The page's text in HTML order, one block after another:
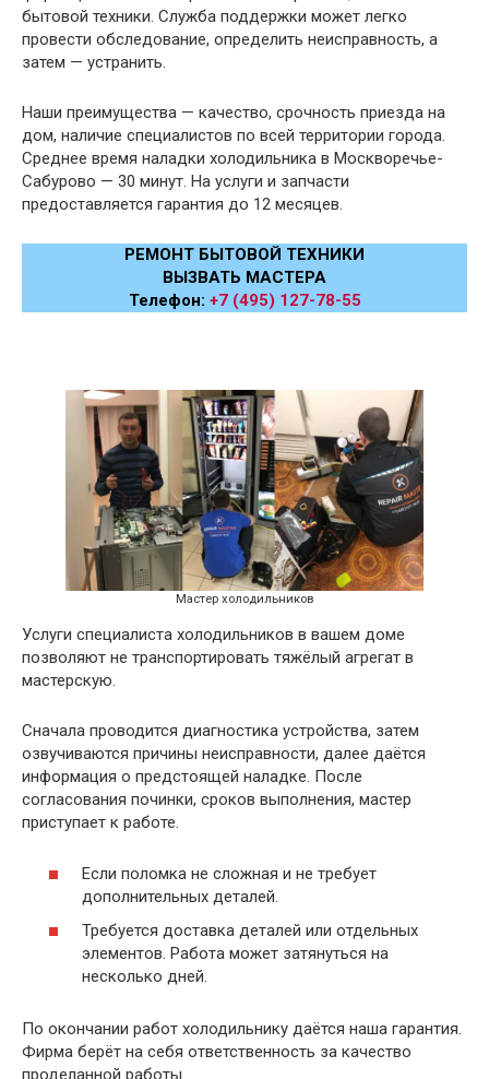
бытовой техники. Служба поддержки может легко
провести обследование, определить неисправность, а
затем — устранить.
Наши преимущества — качество, срочность приезда на
дом, наличие специалистов по всей территории города.
Среднее время наладки холодильника в Москворечье-
Сабурово — 30 минут. На услуги и запчасти
предоставляется гарантия до 12 месяцев.
РЕМОНТ БЫТОВОЙ ТЕХНИКИ
ВЫЗВАТЬ МАСТЕРА
Телефон: +7 (495) 127-78-55
Мастер холодильников
Услуги специалиста холодильников в вашем доме
позволяют не транспортировать тяжёлый агрегат в
мастерскую.
Сначала проводится диагностика устройства, затем
озвучиваются причины неисправности, далее даётся
информация о предстоящей наладке. После
согласования починки, сроков выполнения, мастер
приступает к работе.
Если поломка не сложная и не требует
дополнительных деталей.
Требуется доставка деталей или отдельных
элементов. Работа может затянуться на
несколько дней.
По окончании работ холодильнику даётся наша гарантия.
Фирма берёт на себя ответственность за качество
проделанной работы.